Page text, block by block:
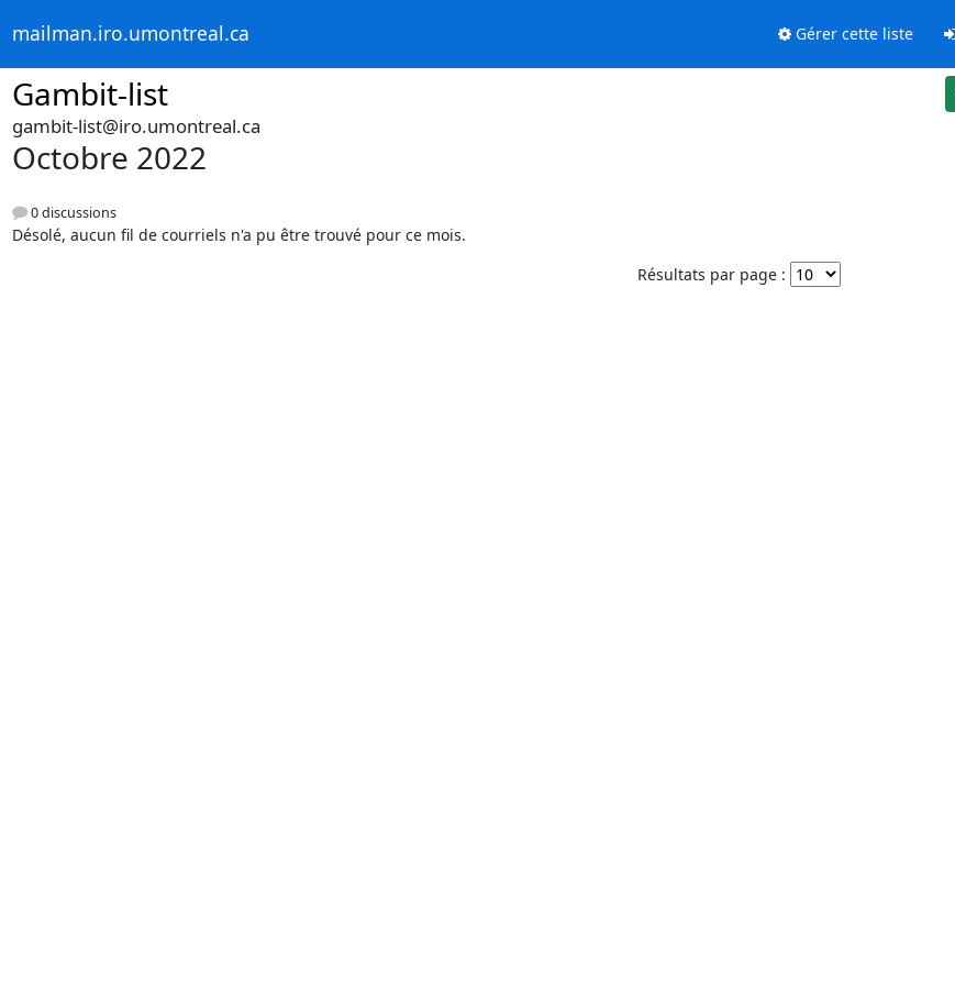
mailman.iro.umontreal.ca Gérer cette liste
Gambit-list
gambit-list@iro.umontreal.ca
Octobre 2022
0 discussions
Désolé, aucun fil de courriels n'a pu être trouvé pour ce mois.
Résultats par page :